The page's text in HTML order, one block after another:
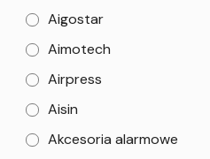
Aigostar
Aimotech
Airpress
Aisin
Akcesoria alarmowe